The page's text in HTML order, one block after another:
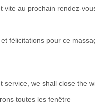
vite au prochain rendez-
félicitations pour ce
service, we shall close the
toutes les fenêtre